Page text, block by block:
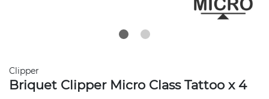
Clipper
Briquet Clipper Micro Class Tattoo x 4